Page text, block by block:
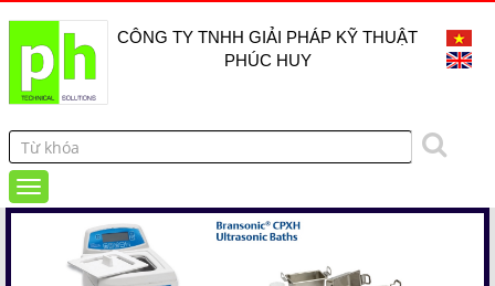
CÔNG TY TNHH GIẢI PHÁP KỸ THUẬT
PHÚC HUY